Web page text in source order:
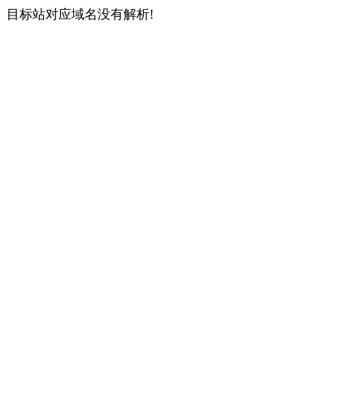
目标站对应域名没有解析!